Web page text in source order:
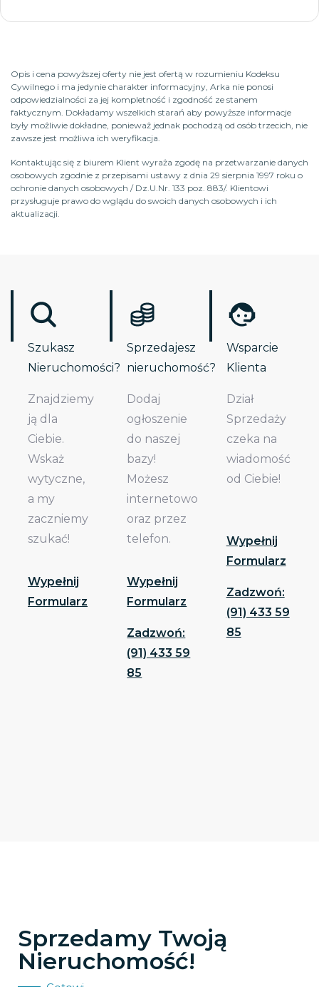
Opis i cena powyższej oferty nie jest ofertą w rozumieniu Kodeksu
Cywilnego i ma jedynie charakter informacyjny, Arka nie ponosi
odpowiedzialności za jej kompletność i zgodność ze stanem
faktycznym. Dokładamy wszelkich starań aby powyższe informacje
były możliwie dokładne, ponieważ jednak pochodzą od osób trzecich, nie
zawsze jest możliwa ich weryfikacja.
Kontaktując się z biurem Klient wyraża zgodę na przetwarzanie danych
osobowych zgodnie z przepisami ustawy z dnia 29 sierpnia 1997 roku o
ochronie danych osobowych / Dz.U.Nr. 133 poz. 883/. Klientowi
przysługuje prawo do wglądu do swoich danych osobowych i ich
aktualizacji.
Szukasz
Nieruchomości?
Znajdziemy
ją dla
Ciebie.
Wskaż
wytyczne,
a my
zaczniemy
szukać!
Wypełnij
Formularz
Sprzedajesz
nieruchomość?
Dodaj
ogłoszenie
do naszej
bazy!
Możesz
internetowo
oraz przez
telefon.
Wypełnij
Formularz
Zadzwoń:
(91) 433 59
85
Wsparcie
Klienta
Dział
Sprzedaży
czeka na
wiadomość
od Ciebie!
Wypełnij
Formularz
Zadzwoń:
(91) 433 59
85
Sprzedamy Twoją
Nieruchomość!